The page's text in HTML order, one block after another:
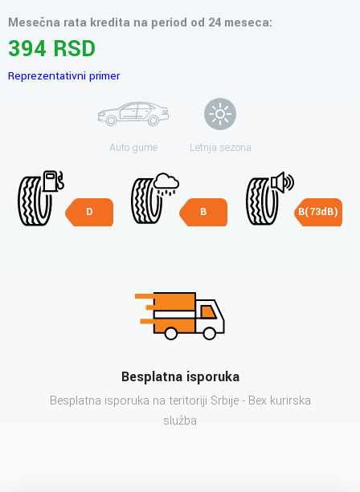
Mesečna rata kredita na period od 24 meseca:
394 RSD
Reprezentativni primer
Auto gume Letnja sezona
D B B(73dB)
Besplatna isporuka
Besplatna isporuka na teritoriji Srbije - Bex kurirska
služba